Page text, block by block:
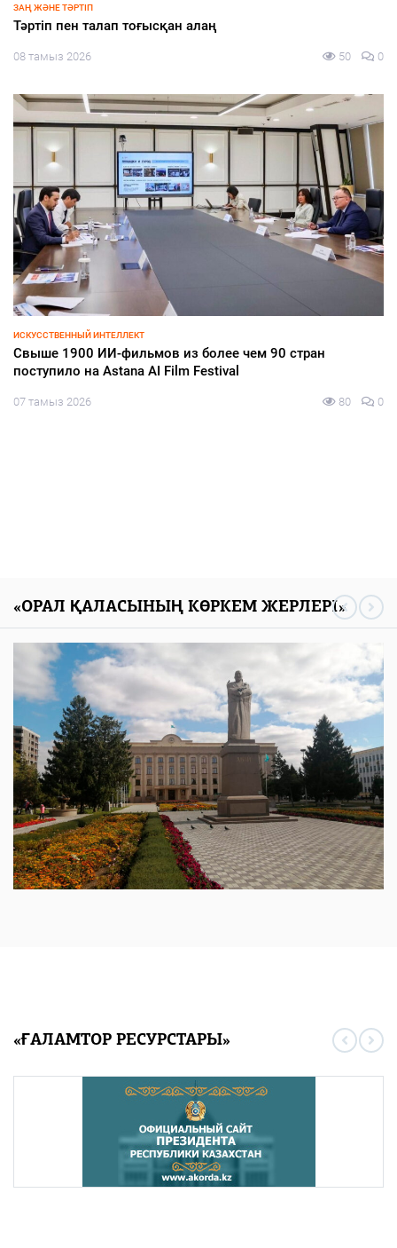
ЗАҢ ЖӘНЕ ТӘРТІП
Тәртіп пен талап тоғысқан алаң
08 тамыз 2026 50 0
ИСКУССТВЕННЫЙ ИНТЕЛЛЕКТ
Свыше 1900 ИИ-фильмов из более чем 90 стран
поступило на Astana AI Film Festival
07 тамыз 2026 80 0
«ОРАЛ ҚАЛАСЫНЫҢ КӨРКЕМ ЖЕРЛЕРІ»
«ҒАЛАМТОР РЕСУРСТАРЫ»